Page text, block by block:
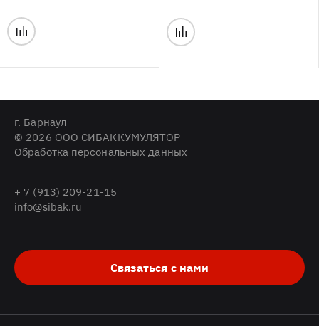
г. Барнаул
© 2026 ООО СИБАККУМУЛЯТОР
Обработка персональных данных
+ 7 (913) 209-21-15
info@sibak.ru
Связаться с нами